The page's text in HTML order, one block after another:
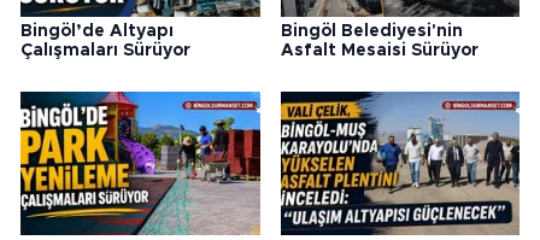
Bingöl’de Altyapı
Çalışmaları Sürüyor
Bingöl Belediyesi'nin
Asfalt Mesaisi Sürüyor